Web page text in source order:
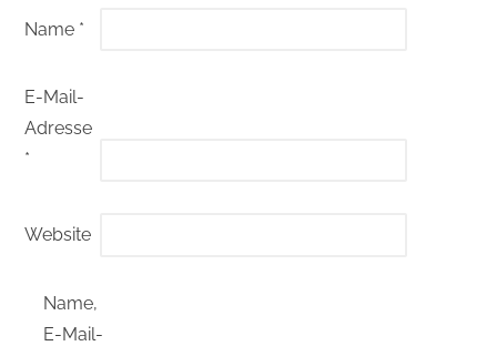
Name *
E-Mail-
Adresse
*
Website
Name,
E-Mail-